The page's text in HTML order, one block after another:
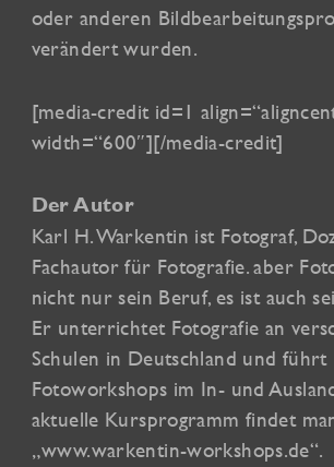
oder anderen
verändert wurden.
[media-credit id=1
width=“600″][/media-credit]
Der Autor
Karl H. Warkentin ist Fotograf,
Fachautor für Fotografie. aber
nicht nur sein Beruf, es ist auch
Er unterrichtet Fotografie an
Schulen in Deutschland und führt
Fotoworkshops im In- und
aktuelle Kursprogramm findet
„www.warkentin-workshops.de“.